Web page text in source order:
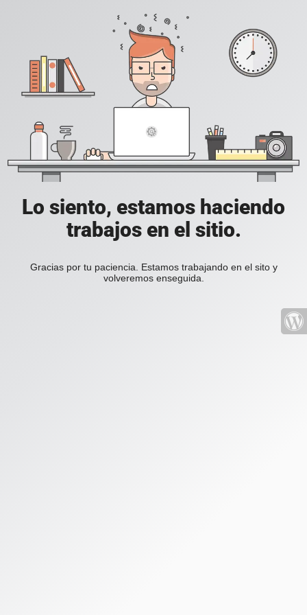
Lo siento, estamos haciendo
trabajos en el sitio.
Gracias por tu paciencia. Estamos trabajando en el sito y
volveremos enseguida.